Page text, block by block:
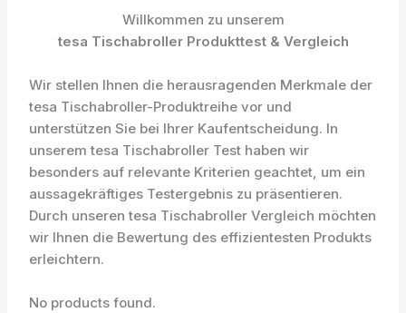
Willkommen zu unserem
tesa Tischabroller Produkttest & Vergleich
Wir stellen Ihnen die herausragenden Merkmale der
tesa Tischabroller-Produktreihe vor und
unterstützen Sie bei Ihrer Kaufentscheidung. In
unserem tesa Tischabroller Test haben wir
besonders auf relevante Kriterien geachtet, um ein
aussagekräftiges Testergebnis zu präsentieren.
Durch unseren tesa Tischabroller Vergleich möchten
wir Ihnen die Bewertung des effizientesten Produkts
erleichtern.
No products found.